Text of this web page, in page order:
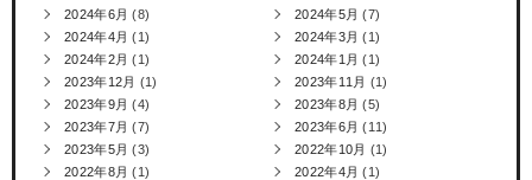
2024年6月 (8) 2024年5月 (7)
2024年4月 (1) 2024年3月 (1)
2024年2月 (1) 2024年1月 (1)
2023年12月 (1) 2023年11月 (1)
2023年9月 (4) 2023年8月 (5)
2023年7月 (7) 2023年6月 (11)
2023年5月 (3) 2022年10月 (1)
2022年8月 (1) 2022年4月 (1)